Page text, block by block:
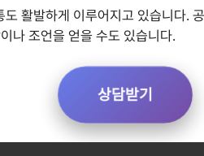
활발하게 이루어지고 있습니다.
나 조언을 얻을 수도 있습니다.
상담받기